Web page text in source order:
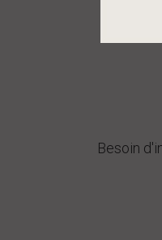
Besoin